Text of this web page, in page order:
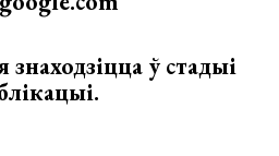
ў стадыі